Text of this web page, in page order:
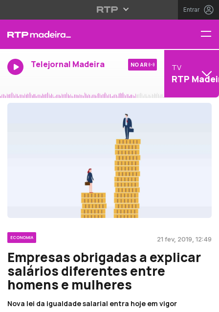
Entrar
Telejornal Madeira NO AR TV
RTP
ECONOMIA 21 fev, 2019, 12:49
Empresas obrigadas a explicar
salários diferentes entre
homens e mulheres
Nova lei da igualdade salarial entra hoje em vigor